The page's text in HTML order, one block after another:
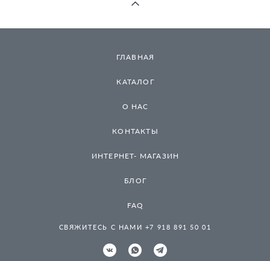
ГЛАВНАЯ
КАТАЛОГ
О НАС
КОНТАКТЫ
ИНТЕРНЕТ- МАГАЗИН
БЛОГ
FAQ
СВЯЖИТЕСЬ С НАМИ +7 918 891 50 01